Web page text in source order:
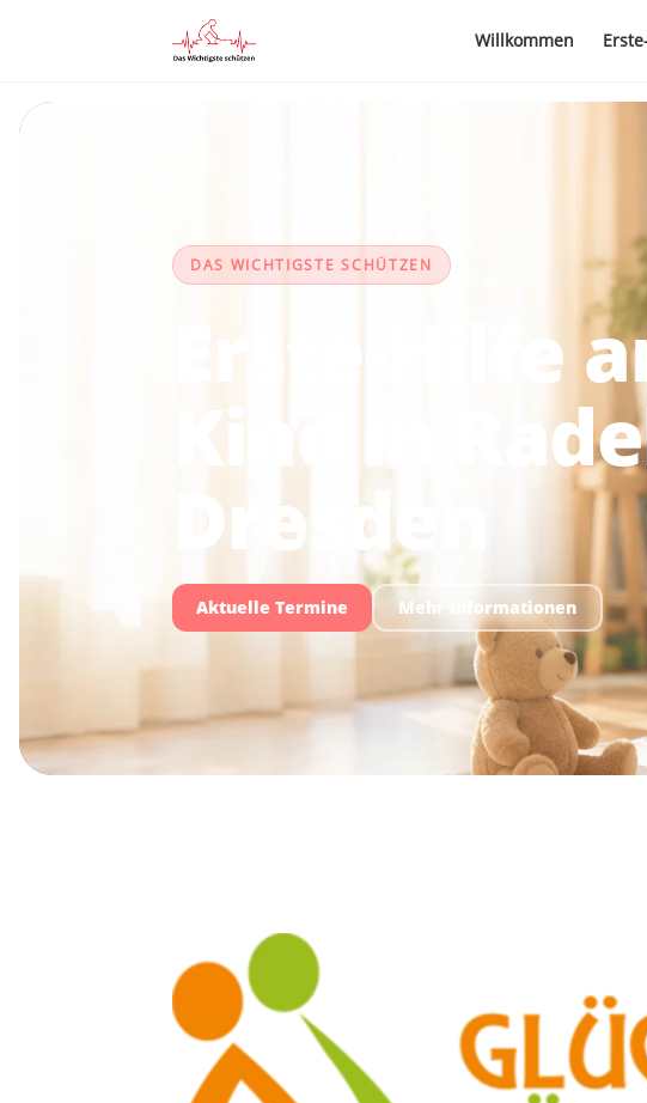
Willkommen
DAS WICHTIGSTE SCHÜTZEN
Erste-Hilfe
Kind in
Dresden
Aktuelle Termine Mehr Informationen